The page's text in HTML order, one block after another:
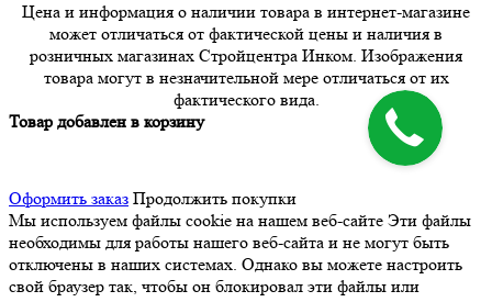
Цена и информация о наличии товара в интернет-магазине
может отличаться от фактической цены и наличия в
розничных магазинах Стройцентра Инком. Изображения
товара могут в незначительной мере отличаться от их
фактического вида.
Товар добавлен в корзину
Оформить заказ Продолжить покупки
Мы используем файлы cookie на нашем веб-сайте Эти файлы
необходимы для работы нашего веб-сайта и не могут быть
отключены в наших системах. Однако вы можете настроить
свой браузер так, чтобы он блокировал эти файлы или